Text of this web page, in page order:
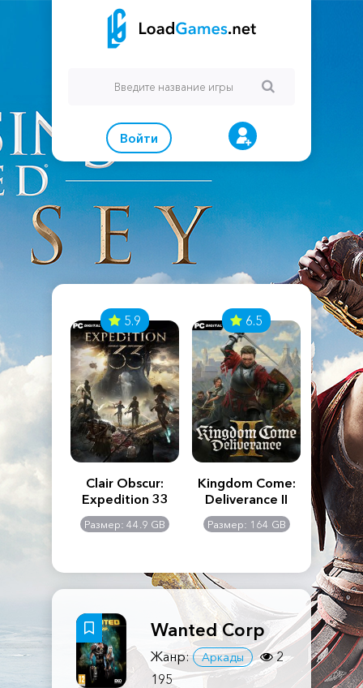
Войти
Creed
5.9
Clair Obscur:
Expedition 33
Размер: 44.9 GB
6.5
Kingdom Come:
Deliverance II
Размер: 164 GB
The
Wanted Corp
Жанр: Аркады
2
195